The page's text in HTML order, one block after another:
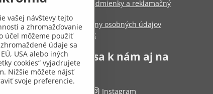
Obchodné podmienky a reklamačný
poriadok
Zásady ochrany osobných údajov
Mapa stránok
Pridajte sa k nám aj na
sieťach
Instagram
vašej návštevy tejto
a zhromažďovanie
účel môžeme použiť
údaje sa
USA alebo iných
cookies“ vyjadrujete
Nižšie môžete nájsť
svoje preferencie.